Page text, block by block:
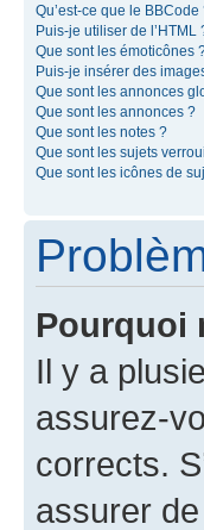
Qu’est-ce que le BBCode
Puis-je utiliser de l’HTML
Que sont les émoticônes
Puis-je insérer des
Que sont les annonces
Que sont les annonces ?
Que sont les notes ?
Que sont les sujets
Que sont les icônes de
Pourquoi
Il y a
assurez-
corrects.
assurer